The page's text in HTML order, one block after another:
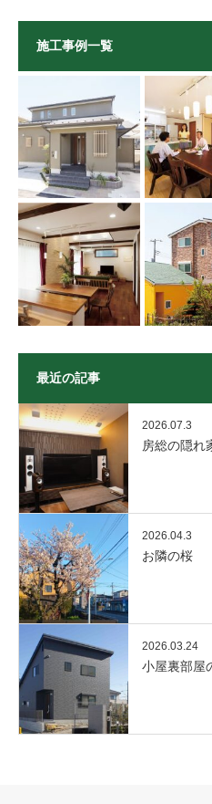
施工事例一覧
最近の記事
2026.07.3
房総の隠れ
2026.04.3
お隣の桜
2026.03.24
小屋裏部屋